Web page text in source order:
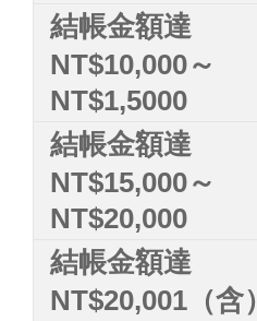
結帳金額達
NT$10,000～
NT$1,5000
結帳金額達
NT$15,000～
NT$20,000
結帳金額達
NT$20,001（含）